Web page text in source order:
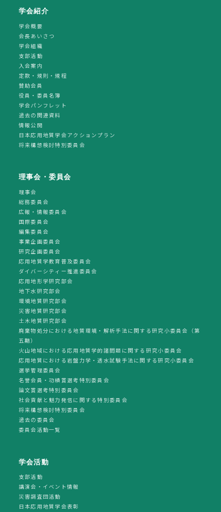
学会紹介
学会概要
会長あいさつ
学会組織
支部活動
入会案内
定款・規則・規程
賛助会員
役員・委員名簿
学会パンフレット
過去の関連資料
情報公開
日本応用地質学会アクションプラン
将来構想検討特別委員会
理事会・委員会
理事会
総務委員会
広報・情報委員会
国際委員会
編集委員会
事業企画委員会
研究企画委員会
応用地質学教育普及委員会
ダイバーシティー推進委員会
応用地形学研究部会
地下水研究部会
環境地質研究部会
災害地質研究部会
土木地質研究部会
廃棄物処分における地質環境・解析手法に関する研究小委員会（第
五期）
火山地域における応用地質学的諸問題に関する研究小委員会
応用地質における岩盤力学・透水試験手法に関する研究小委員会
選挙管理委員会
名誉会員・功績賞選考特別委員会
論文賞選考特別委員会
社会貢献と魅力発信に関する特別委員会
将来構想検討特別委員会
過去の委員会
委員会活動一覧
学会活動
支部活動
講演会・イベント情報
災害調査団活動
日本応用地質学会表彰